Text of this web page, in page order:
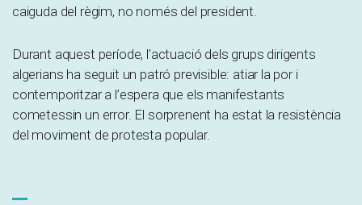
caiguda del règim, no només del president.
Durant aquest període, l’actuació dels grups dirigents
algerians ha seguit un patró previsible: atiar la por i
contemporitzar a l’espera que els manifestants
cometessin un error. El sorprenent ha estat la resistència
del moviment de protesta popular.